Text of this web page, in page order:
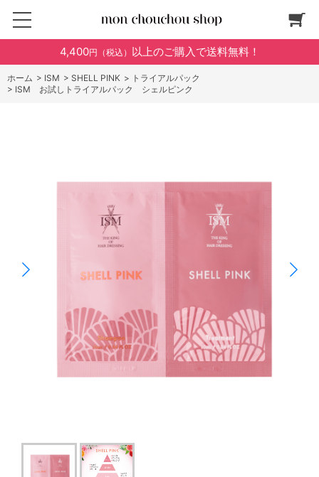
4,400円（税込） 以上のご購入で送料無料！
ホーム > ISM > SHELL PINK > トライアルパック
> ISM お試しトライアルパック シェルピンク